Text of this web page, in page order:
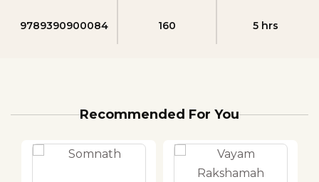
9789390900084 160 5 hrs
Recommended For You